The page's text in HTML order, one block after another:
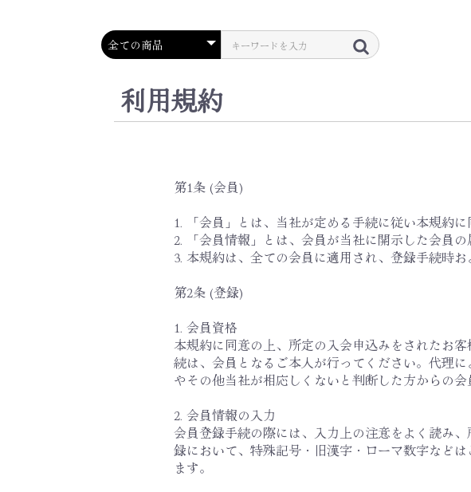
利用規約
第1条 (会員)
1. 「会員」とは、当社が定める手続に従い本規約
2. 「会員情報」とは、会員が当社に開示した会員
3. 本規約は、全ての会員に適用され、登録手続時
第2条 (登録)
1. 会員資格
本規約に同意の上、所定の入会申込みをされたお
続は、会員となるご本人が行ってください。代理
やその他当社が相応しくないと判断した方からの
2. 会員情報の入力
会員登録手続の際には、入力上の注意をよく読み
録において、特殊記号・旧漢字・ローマ数字など
ます。